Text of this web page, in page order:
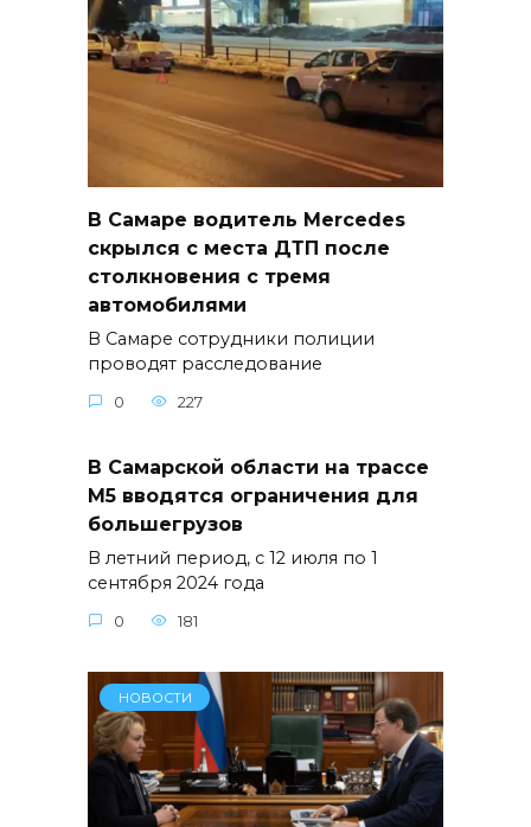
В Самаре водитель Mercedes
скрылся с места ДТП после
столкновения с тремя
автомобилями
В Самаре сотрудники полиции
проводят расследование
0 227
В Самарской области на трассе
М5 вводятся ограничения для
большегрузов
В летний период, с 12 июля по 1
сентября 2024 года
0 181
НОВОСТИ